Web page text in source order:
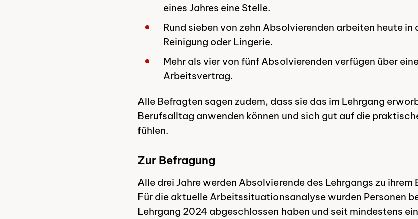
eines Jahres eine Stelle.
Rund sieben von zehn Absolvierenden arbeiten heute in
Reinigung oder Lingerie.
Mehr als vier von fünf Absolvierenden verfügen über
Arbeitsvertrag.
Alle Befragten sagen zudem, dass sie das im Lehrgang
Berufsalltag anwenden können und sich gut auf die
fühlen.
Zur Befragung
Alle drei Jahre werden Absolvierende des Lehrgangs zu
Für die aktuelle Arbeitssituationsanalyse wurden Personen
Lehrgang 2024 abgeschlossen haben und seit mindestens